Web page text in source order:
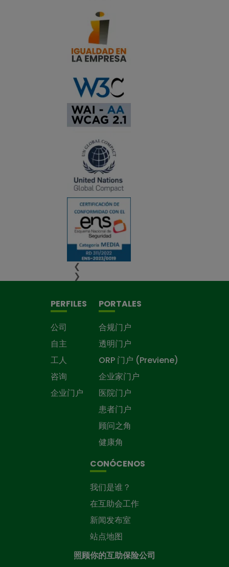
❮
❯
PERFILES
公司
自主
工人
咨询
企业门户
PORTALES
合规门户
透明门户
ORP 门户 (Previene)
企业家门户
医院门户
患者门户
顾问之角
健康角
CONÓCENOS
我们是谁？
在互助会工作
新闻发布室
站点地图
照顾你的互助保险公司